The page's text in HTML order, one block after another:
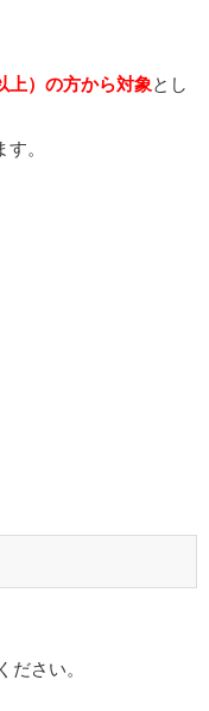
上）の方から対象とし
。
ださい。